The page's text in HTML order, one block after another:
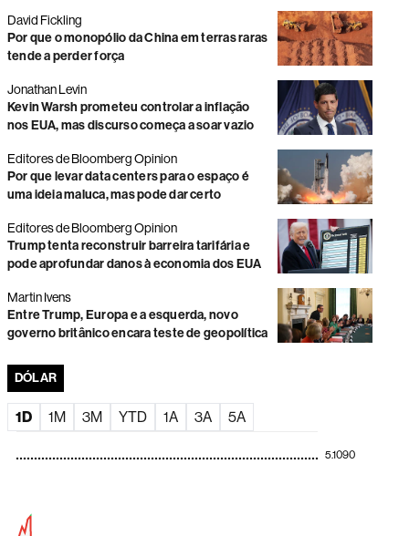
Ibovespa fecha perto da estabilidade com Copom e
cenário eleitoral no radar
A ‘volta’ da Syngenta ao campo
Futuros dos EUA desaceleram com balanços de IA e
negociação sobre guerra no Irã
Ibovespa fecha em leve queda pressionado por recuo
da Petrobras; dólar sobe a R$ 5,13
Ibovespa sobe antes do Copom em dia de queda dos
O avanço da Loft nas incorporadoras
temporada de balanços
Vale e Petrobras caem e limitam o desempenho do
Ibovespa; dólar avança a R$ 5,09
Ações globais sobem com recuo do petróleo e alívio da
pressão sobre mercados
Faria Lima volta o foco para as eleições e gestores veem
David Fickling
Por que o monopólio da China em terras raras
tende a perder força
Jonathan Levin
Kevin Warsh prometeu controlar a inflação
nos EUA, mas discurso começa a soar vazio
Editores de Bloomberg Opinion
Por que levar data centers para o espaço é
uma ideia maluca, mas pode dar certo
Editores de Bloomberg Opinion
Trump tenta reconstruir barreira tarifária e
pode aprofundar danos à economia dos EUA
Martin Ivens
Entre Trump, Europa e a esquerda, novo
governo britânico encara teste de geopolítica
DÓLAR
1D 1M 3M YTD 1A 3A 5A
5.1090